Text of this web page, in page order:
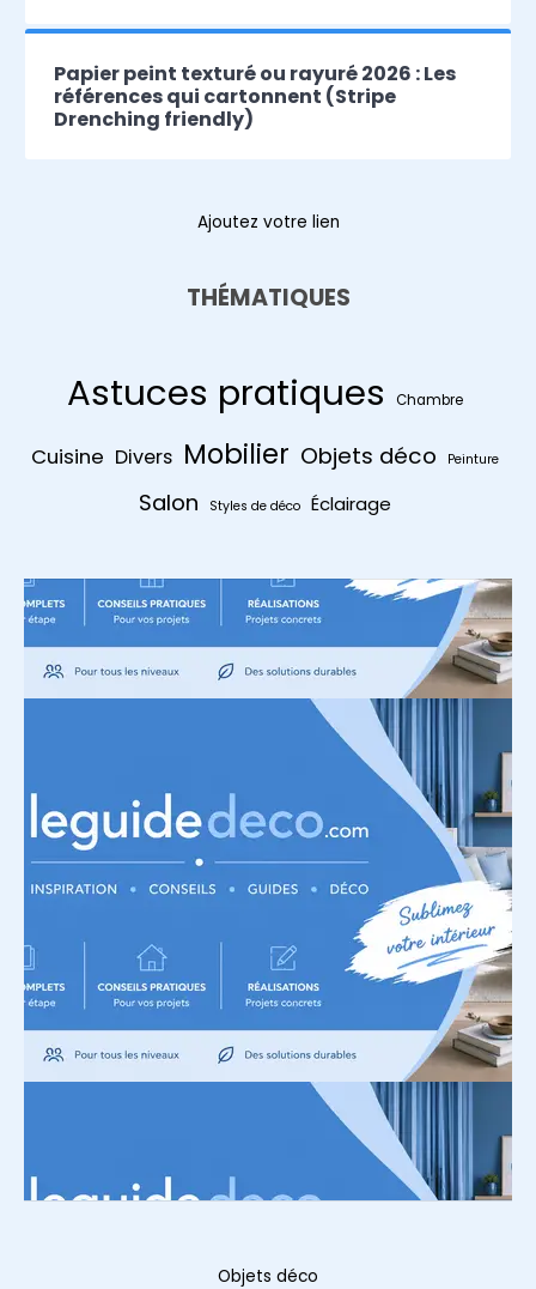
Papier peint texturé ou rayuré 2026 : Les
références qui cartonnent (Stripe
Drenching friendly)
Ajoutez votre lien
THÉMATIQUES
Astuces pratiques Chambre
Cuisine Divers Mobilier Objets déco Peinture
Salon Styles de déco Éclairage
Objets déco